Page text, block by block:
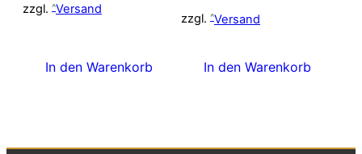
zzgl. Versand
In den Warenkorb
6,00 €
zzgl. Versand
In den Warenkorb